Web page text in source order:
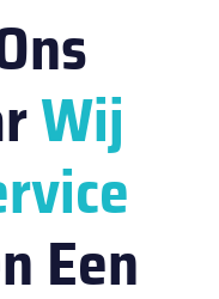
Wij
Een